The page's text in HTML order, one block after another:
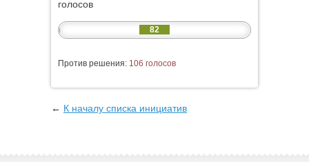
голосов
82
Против решения: 106 голосов
← К началу списка инициатив